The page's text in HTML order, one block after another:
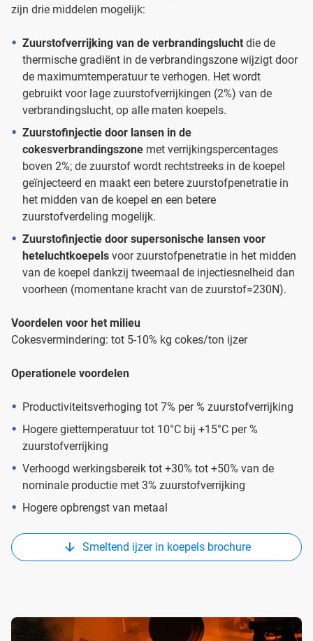
zijn drie middelen mogelijk:
Zuurstofverrijking van de verbrandingslucht die de
thermische gradiënt in de verbrandingszone wijzigt door
de maximumtemperatuur te verhogen. Het wordt
gebruikt voor lage zuurstofverrijkingen (2%) van de
verbrandingslucht, op alle maten koepels.
Zuurstofinjectie door lansen in de
cokesverbrandingszone met verrijkingspercentages
boven 2%; de zuurstof wordt rechtstreeks in de koepel
geïnjecteerd en maakt een betere zuurstofpenetratie in
het midden van de koepel en een betere
zuurstofverdeling mogelijk.
Zuurstofinjectie door supersonische lansen voor
heteluchtkoepels voor zuurstofpenetratie in het midden
van de koepel dankzij tweemaal de injectiesnelheid dan
voorheen (momentane kracht van de zuurstof=230N).
Voordelen voor het milieu
Cokesvermindering: tot 5-10% kg cokes/ton ijzer
Operationele voordelen
Productiviteitsverhoging tot 7% per % zuurstofverrijking
Hogere giettemperatuur tot 10°C bij +15°C per %
zuurstofverrijking
Verhoogd werkingsbereik tot +30% tot +50% van de
nominale productie met 3% zuurstofverrijking
Hogere opbrengst van metaal
Smeltend ijzer in koepels brochure